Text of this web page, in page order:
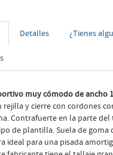
Detalles ¿Tienes
muy cómodo de ancho
rejilla y cierre con cordones
Contrafuerte en la parte
de plantilla. Suela de goma
ideal para una pisada